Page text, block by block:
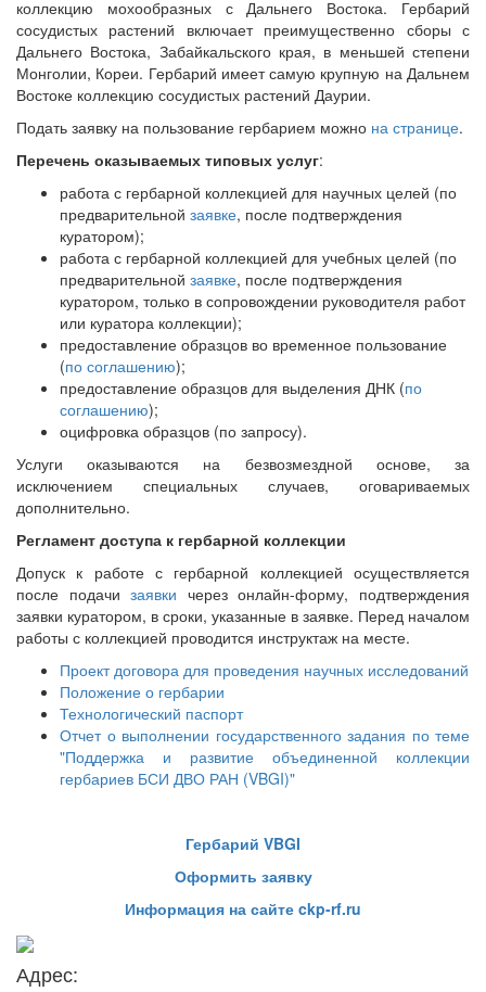
коллекцию мохообразных с Дальнего Востока. Гербарий
сосудистых растений включает преимущественно сборы с
Дальнего Востока, Забайкальского края, в меньшей степени
Монголии, Кореи. Гербарий имеет самую крупную на Дальнем
Востоке коллекцию сосудистых растений Даурии.
Подать заявку на пользование гербарием можно на странице.
Перечень оказываемых типовых услуг:
работа с гербарной коллекцией для научных целей (по
предварительной заявке, после подтверждения
куратором);
работа с гербарной коллекцией для учебных целей (по
предварительной заявке, после подтверждения
куратором, только в сопровождении руководителя работ
или куратора коллекции);
предоставление образцов во временное пользование
(по соглашению);
предоставление образцов для выделения ДНК (по
соглашению);
оцифровка образцов (по запросу).
Услуги оказываются на безвозмездной основе, за
исключением специальных случаев, оговариваемых
дополнительно.
Регламент доступа к гербарной коллекции
Допуск к работе с гербарной коллекцией осуществляется
после подачизаявки через онлайн-форму, подтверждения
заявки куратором, в сроки, указанные в заявке. Перед началом
работы с коллекцией проводится инструктаж на месте.
Проект договора для проведения научных исследований
Положение о гербарии
Технологический паспорт
Отчет о выполнении государственного задания по теме
"Поддержка и развитие объединенной коллекции
гербариев БСИ ДВО РАН (VBGI)"
Гербарий VBGI
Оформить заявку
Информация на сайте ckp-rf.ru
Адрес: